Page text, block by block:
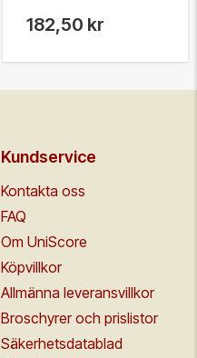
182,50 kr
Kundservice
Kontakta oss
FAQ
Om UniScore
Köpvillkor
Allmänna leveransvillkor
Broschyrer och prislistor
Säkerhetsdatablad